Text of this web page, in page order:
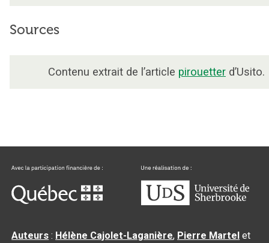
Sources
Contenu extrait de l’article pirouetter d’Usito.
Auteurs : Hélène Cajolet-Laganière, Pierre Martel et